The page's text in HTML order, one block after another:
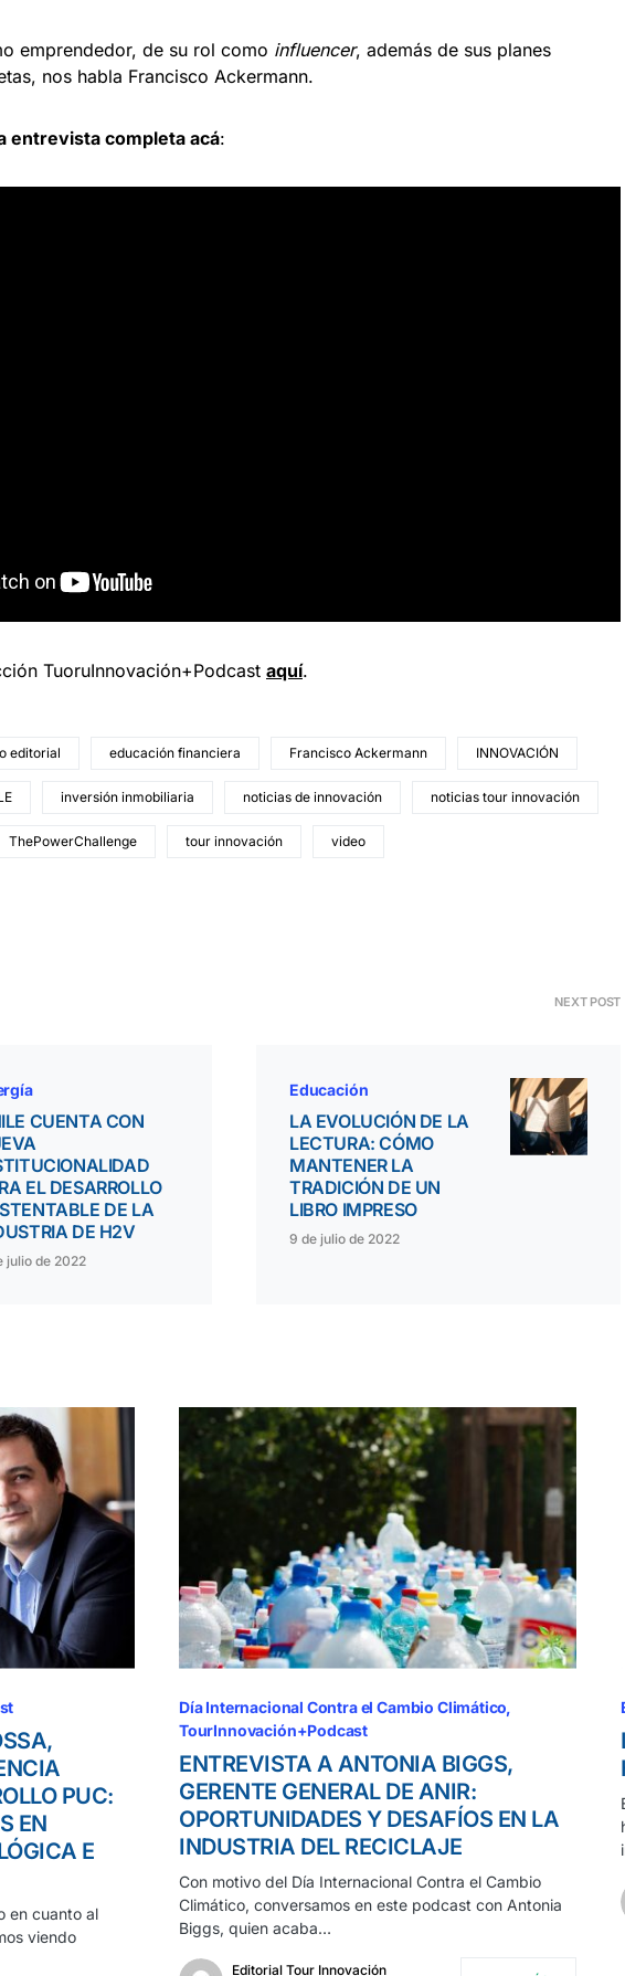
emprendedor, de su rol como influencer, además de sus planes
nos habla Francisco Ackermann.
entrevista completa acá:
TuoruInnovación+Podcast aquí.
editorial educación financiera Francisco Ackermann INNOVACIÓN
inversión inmobiliaria noticias de innovación noticias tour innovación
ThePowerChallenge tour innovación video
CUENTA CON
EL DESARROLLO
DE LA
DE H2V
julio de 2022
NEXT POST
Educación
LA EVOLUCIÓN DE LA
LECTURA: CÓMO
MANTENER LA
TRADICIÓN DE UN
LIBRO IMPRESO
9 de julio de 2022
PUC:
EN
E
en cuanto al
viendo
Día Internacional Contra el Cambio Climático
TourInnovación+Podcast
ENTREVISTA A ANTONIA BIGGS,
GERENTE GENERAL DE ANIR:
OPORTUNIDADES Y DESAFÍOS EN LA
INDUSTRIA DEL RECICLAJE
Con motivo del Día Internacional Contra el Cambio
Climático, conversamos en este podcast con Antonia
Biggs, quien acaba…
Editorial Tour Innovación